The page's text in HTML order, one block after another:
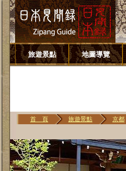
旅遊景點 地圖導覽
首 頁 旅遊景點 京都